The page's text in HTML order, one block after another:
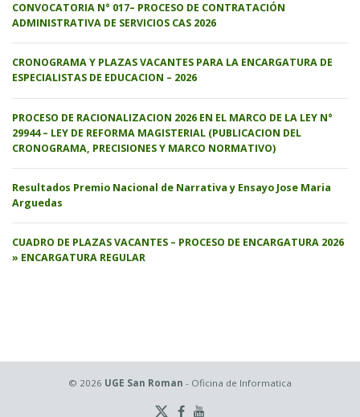
CONVOCATORIA N° 017– PROCESO DE CONTRATACIÓN
ADMINISTRATIVA DE SERVICIOS CAS 2026
CRONOGRAMA Y PLAZAS VACANTES PARA LA ENCARGATURA DE
ESPECIALISTAS DE EDUCACION – 2026
PROCESO DE RACIONALIZACION 2026 EN EL MARCO DE LA LEY N°
29944 – LEY DE REFORMA MAGISTERIAL (PUBLICACION DEL
CRONOGRAMA, PRECISIONES Y MARCO NORMATIVO)
Resultados Premio Nacional de Narrativa y Ensayo Jose Maria
Arguedas
CUADRO DE PLAZAS VACANTES – PROCESO DE ENCARGATURA 2026
» ENCARGATURA REGULAR
© 2026 UGE San Roman - Oficina de Informatica